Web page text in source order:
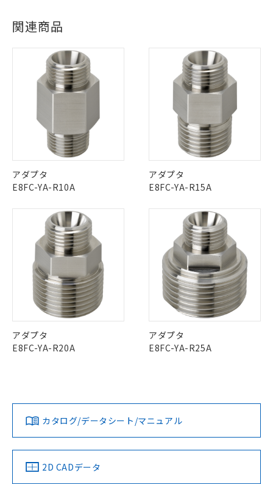
ダウンロードデータをご利用いただく前に、以下を必ずお読
みください。
ソフトウェアの使用条件
対応状況 ※1
対応済み
中国 RoHS表※1 ※2
"対応済み"や非含有の記載がされた商品であっても、流通
在庫等で未対応品が混在する可能性があります。
非含有品が必要な際は、弊社営業部門もしくは販売店へお
問い合わせください。
この製品のRoHS/REACH対応状況ページへ
Yes
LR型式承認
（イギリス
DNV型式承認
（ノルウェー
BV型式承認
（フランス
No
その他の認証はこちらのページからご検索ください
関連商品
アダプタ
E8FC-YA-R10A
アダプタ
E8FC-YA-R15A
アダプタ
E8FC-YA-R20A
アダプタ
E8FC-YA-R25A
カタログ/データシート/マニュアル
2D CADデータ
本サービスの対象外となる商品もある
ことをご了承ください。
在庫状況および標準価格照会結果は、
記載している更新日時点での社内デー
覧された時点での実際の在庫および標
準価格とは異なる場合があることをご
了承ください。
正式な納期状況および標準価格はお客
様のお取引先、またはお客様担当のオ
ムロン制御機器販売店・当社販売員に
ご相談ください。
点は「
」をご確認
ください。
在庫状況および標準価格結果を当社の
事前の承諾なく第三者に漏洩または開
示しないようお願いします。
マイパーツ機能（部品リスト作成サー
ビス）をご利用いただくには、I-Web
メンバーズにご登録されている必要が
あります。
お客様が当ウェブサイト上で当社にご
登録された部品リストについて、当社
※当社の共同利用者とは、"個人情報
の共同利用に関して"
の「1.共同利
害物質有無と関係のない商品です。
いたものが、含有品と判明した場合などや
むを得ず変更することがあります。
*EU RoHS指令（10物質）：
六価クロム(Cr(Ⅵ)) 1000ppm以下、ポリ臭化ビフェニル
類(PBB) 1000ppm以下、ポリ臭化ジフェニルエーテル類
(PBDE) 1000ppm以下、フタル酸ビス(2-エチルヘキシ
ル) (DEHP)(別名：DOP) 1000ppm以下、フタル酸ブチ
ルベンジル（BBP） 1000ppm以下、フタル酸ジブチル
但し、RoHS指令で産業用監視および制御機器に対する
図的な使用がないことを確認しています。
※2 対応予定月
部品在庫の切り替え状況などにより、予定
月が前後することがあります。
※3 非含有証明書ダウンロード
EU RoHS指令（10物質）の非含有証明書
51物質の非含有証明書（当社基準）
※本証明書は発行日時点で非含有を証明す
るもので、過去に遡って非含有を証明する
ものではありません。
また、RoHS指令のフタル酸エステル類４
基準値以下であることを示します。
基準値を超えていることを示します。
「－」：未確認です。当社販売部門へお問
い合わせください。
Pb(鉛) :1000ppm、 Hg(水銀) : 1000ppm、 Cd(カドミウ
ム) : 100ppm、
Cr(Ⅵ)(六価クロム) : 1000ppm、 PBBs(ポリ臭化ビフェ
ニル類) : 1000ppm、 PBDEs(ポリ臭化ジフェニルエーテ
ル類) : 1000ppm、
DBP(フタル酸ジブチル) : 1000ppm、 DIBP(フタル酸ジ
イソブチル) : 1000ppm、 BBP(フタル酸ブチルベンジ
DEHP(フタル酸ビス(2-エチルヘキシル)) : 1000ppm
※2 環境保護使用期限
「ｅ」：有害物質（10物質）のすべてが基
準値以下であることを示します。
「10」：通常の使用状況下において有害物
質が外部に漏えいし、環境に深刻な影響を
及ぼさない年数を意味します。
「－」：未確認です。当社販売部門へお問
い合わせください。
当社は、これら貴社製品のうち、外国
為替および外国貿易法に定める商品
（以下｢規制貨物等」という）を輸出
または国外への提供する場合は、日本
国政府の輸出許可(または役務取引許
可)を取得するなどの必要な手続きを
とります。
当社は規制貨物を破棄する場合は、完
全に破砕するなど、違法に輸出されな
いよう必要な手段を講じます。
当社は貴社製品を、核兵器、ミサイ
武器並びにこれらの製造装置等に一切
使用いたしません。
当社は、貴社製品を第三者に販売する
場合は、上記1、2および3の内容を当
該第三者に通知します。また当社は、
販売先および販売に係わる関係者が違
法に輸出するおそれがある場合は、取
り引きをいたしません。
○ 一定数以上の在庫あり
一定数には満たないが在庫あり
いては、お客様のお取引先、ま
たはお客様担当のオムロン制御
機器販売店・当社販売員にご確
認ください)
空
白
受注生産機種、また在庫状況の
情報を公開していない機種